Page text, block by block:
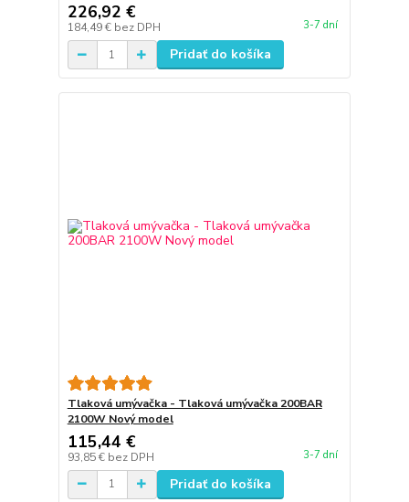
226,92 €
184,49 € bez DPH 3-7 dní
Pridať do košíka
Tlaková umývačka - Tlaková umývačka 200BAR
2100W Nový model
115,44 €
93,85 € bez DPH 3-7 dní
Pridať do košíka